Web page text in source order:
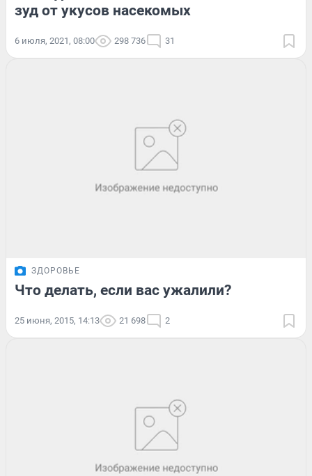
зуд от укусов насекомых
6 июля, 2021, 08:00 298 736 31
ЗДОРОВЬЕ
Что делать, если вас ужалили?
25 июня, 2015, 14:13 21 698 2